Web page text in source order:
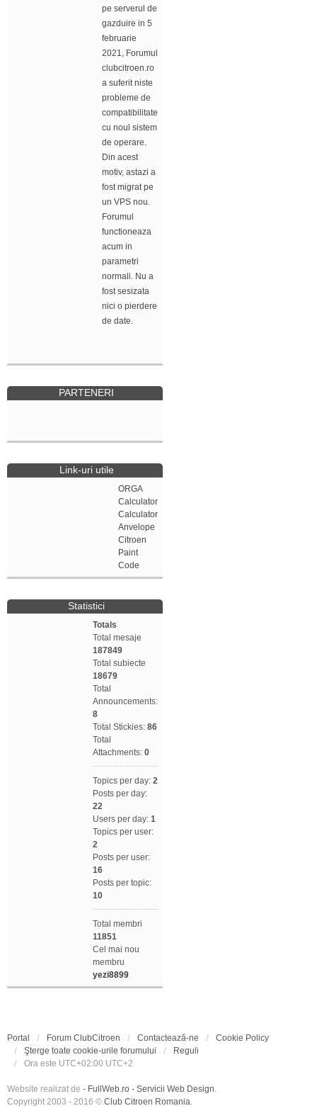
pe serverul de
gazduire in 5
februarie
2021, Forumul
clubcitroen.ro
a suferit niste
probleme de
compatibilitate
cu noul sistem
de operare.
Din acest
motiv, astazi a
fost migrat pe
un VPS nou.
Forumul
functioneaza
acum in
parametri
normali. Nu a
fost sesizata
nici o pierdere
de date.
PARTENERI
Link-uri utile
ORGA
Calculator
Calculator
Anvelope
Citroen
Paint
Code
Statistici
Totals
Total mesaje
187849
Total subiecte
18679
Total
Announcements:
8
Total Stickies: 86
Total
Attachments: 0
Topics per day: 2
Posts per day:
22
Users per day: 1
Topics per user:
2
Posts per user:
16
Posts per topic:
10
Total membri
11851
Cel mai nou
membru
yezi8899
Portal Forum ClubCitroen Contactează-ne
Cookie Policy
Şterge toate cookie-urile forumului
Reguli
Ora este UTC+02:00 UTC+2
Website realizat de - FullWeb.ro - Servicii Web Design.
Copyright 2003 - 2016 © Club Citroen Romania.